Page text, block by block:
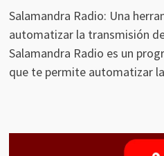
Salamandra Radio: Una
automatizar la transmisión
Salamandra Radio es un
que te permite automatizar